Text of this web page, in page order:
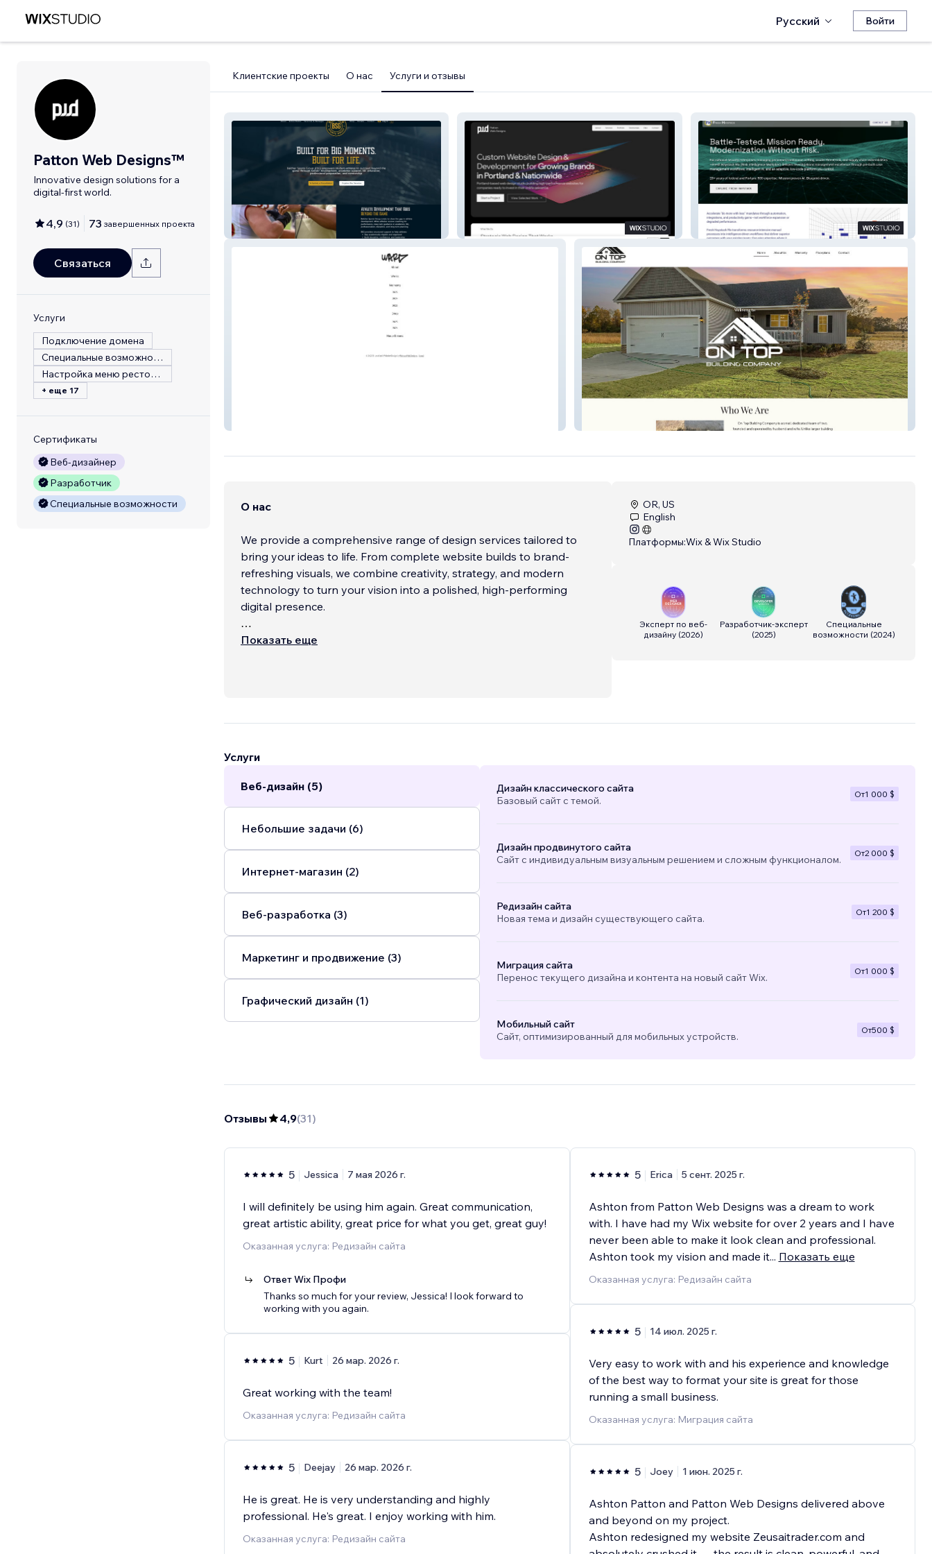
Русский Войти
Patton Web Designs™
Innovative design solutions for a
digital-first world.
4,9 (31) 73 завершенных проекта
Связаться
Услуги
Подключение домена
Специальные возможности
Настройка меню ресторана
+ еще 17
Сертификаты
Веб-дизайнер
Разработчик
Специальные возможности
Клиентские проекты О нас Услуги и отзывы
Belcher Sports Group Patton Web Designs Fresh Haystack
On Top Building Comp
О нас
We provide a comprehensive range of design services tailored to
bring your ideas to life. From complete website builds to brand-
refreshing visuals, we combine creativity, strategy, and modern
technology to turn your vision into a polished, high-performing
digital presence.
Whether you’re launching a new business or elevating an existing
Показать еще
OR, US
English
Платформы:Wix & Wix Studio
Эксперт по веб-
дизайну(2026)
Разработчик-эксперт
(2025)
Специальные
возможности (2024)
Услуги
Веб-дизайн (5)
Небольшие задачи (6)
Интернет-магазин (2)
Веб-разработка (3)
Маркетинг и продвижение (3)
Графический дизайн (1)
Дизайн классического сайта
Базовый сайт с темой.
От1 000 $
Дизайн продвинутого сайта
Сайт с индивидуальным визуальным решением и сложным функционалом.
От2 000 $
Редизайн сайта
Новая тема и дизайн существующего сайта.
От1 200 $
Миграция сайта
Перенос текущего дизайна и контента на новый сайт Wix.
От1 000 $
Мобильный сайт
Сайт, оптимизированный для мобильных устройств.
От500 $
Отзывы 4,9(31)
5 Jessica 7 мая 2026 г.
I will definitely be using him again. Great communication,
great artistic ability, great price for what you get, great guy!
Оказанная услуга: Редизайн сайта
Ответ Wix Профи
Thanks so much for your review, Jessica! I look forward to
working with you again.
5 Kurt 26 мар. 2026 г.
Great working with the team!
Оказанная услуга: Редизайн сайта
5 Deejay 26 мар. 2026 г.
He is great. He is very understanding and highly
professional. He's great. I enjoy working with him.
Оказанная услуга: Редизайн сайта
5 Erica 5 сент. 2025 г.
Ashton from Patton Web Designs was a dream to work
with. I have had my Wix website for over 2 years and I have
never been able to make it look clean and professional.
Ashton took my vision and made it... Показать еще
Оказанная услуга: Редизайн сайта
5 14 июл. 2025 г.
Very easy to work with and his experience and knowledge
of the best way to format your site is great for those
running a small business.
Оказанная услуга: Миграция сайта
5 Joey 1 июн. 2025 г.
Ashton Patton and Patton Web Designs delivered above
and beyond on my project.
Ashton redesigned my website Zeusaitrader.com and